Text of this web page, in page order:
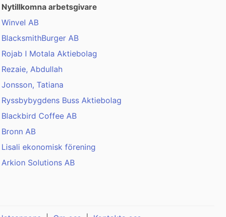
Nytillkomna arbetsgivare
Winvel AB
BlacksmithBurger AB
Rojab I Motala Aktiebolag
Rezaie, Abdullah
Jonsson, Tatiana
Ryssbybygdens Buss Aktiebolag
Blackbird Coffee AB
Bronn AB
Lisali ekonomisk förening
Arkion Solutions AB